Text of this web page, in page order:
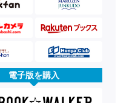
電子版を購入